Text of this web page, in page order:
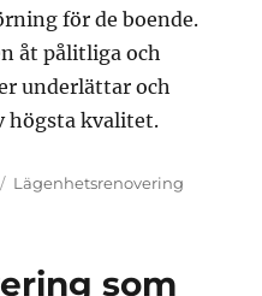
för de boende.
åt pålitliga och
underlättar och
högsta kvalitet.
Kategorier
Lägenhetsrenovering
som